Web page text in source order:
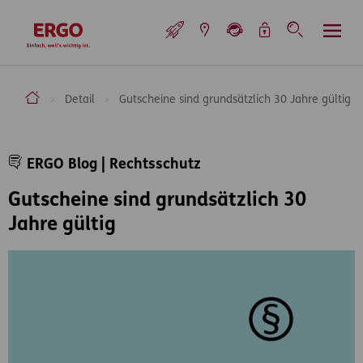
zur Startseite
ERGO Versicherung Aktiengesellschaft
Detail Gutscheine sind grundsätzlich 30 Jahre gültig
Gutscheine sind grundsätzlich 30
Jahre gültig
ERGO Blog | Rechtsschutz